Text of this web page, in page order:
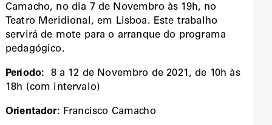
Camacho, no dia 7 de Novembro às 19h, no
Teatro Meridional, em Lisboa. Este trabalho
servirá de mote para o arranque do programa
pedagógico.
Período: 8 a 12 de Novembro de 2021, de 10h às
18h (com intervalo)
Orientador: Francisco Camacho